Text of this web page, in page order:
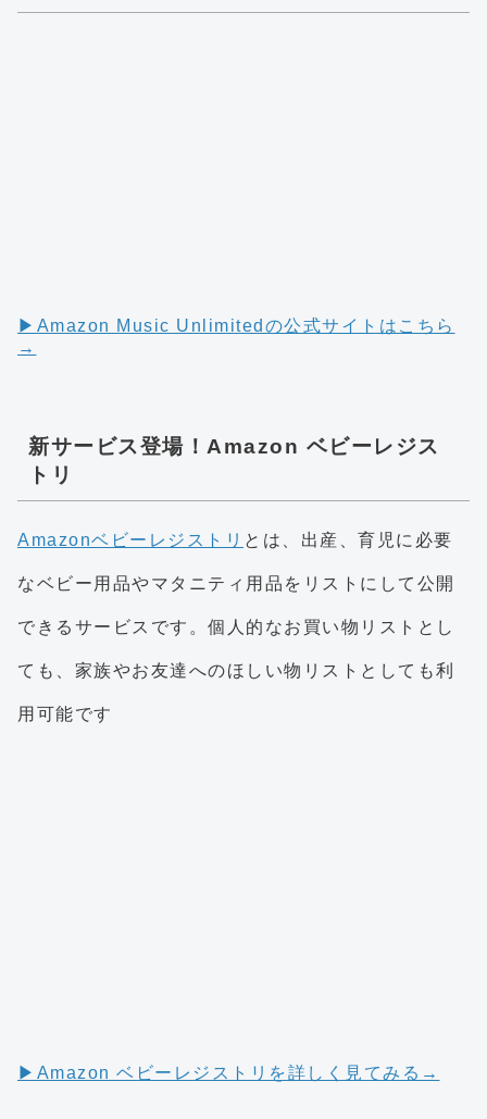
▶︎Amazon Music Unlimitedの公式サイトはこちら
→
新サービス登場！Amazon ベビーレジス
トリ
Amazonベビーレジストリ とは、出産、育児に必要
なベビー用品やマタニティ用品をリストにして公開
できるサービスです。個人的なお買い物リストとし
ても、家族やお友達へのほしい物リストとしても利
用可能です
▶︎Amazon ベビーレジストリを詳しく見てみる→